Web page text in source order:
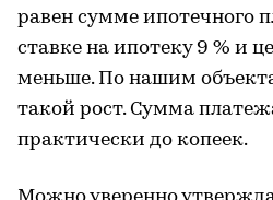
равен сумме ипотечного
ставке на ипотеку 9 % и
меньше. По нашим
такой рост. Сумма
практически до копеек.